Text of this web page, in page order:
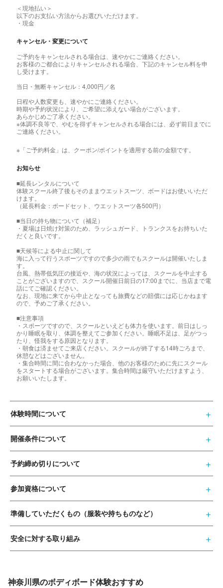
＜現地払い＞
以下のお支払い方法からお選びいただけます。
・現金
キャンセル・変更について
ご予約をキャンセルされる場合は、速やかにご連絡ください。
お客様のご都合によりキャンセルされる場合、下記のキャンセル料を申
し受けます。
当日・無断キャンセル：4,000円／名
日程や人数変更も、速やかにご連絡ください。
時期や予約状況により、ご希望に添えない場合がございます。
あらかじめご了承ください。
※体調不良等で、やむを得ずキャンセルされる場合には、必ず前日までに
ご連絡ください。
※「ご予約料金」は、クーポン/ポイントを適用する前の金額です。
お知らせ
■延長レンタルについて
体験スクール終了後もそのままウエットスーツ、ボードはお使いいただ
けます。
（延長料金：ボードセット、ウエットスーツ各500円）
■当日の持ち物について（補足）
・夏場は日焼け対策のため、ラッシュガード、トランクスをお持ちいた
だくと良いです。
■天候等による中止に関して
海に入って行うスポーツですので多少の雨でもスクールは開催いたしま
す。
台風、熱帯低気圧の接近や、海の状況によっては、スクールを中止する
ことがございますので、スクール開催日前日の17:00までに、当店まで電
話にてご確認ください。
なお、現地に来てから中止となっても旅費などの賠償には応じかねます
ので、予めご了承ください。
■注意事項
・スポーツですので、スクールといえども体力を使います。前日はしっ
かり睡眠を取り、体調を整えてご参加ください。睡眠不足は、足がつっ
たり、怪我をする原因となります。
・朝食は済ませてご来店ください。スクールが終了する14時ごろまで、
休憩などはございません。
・集合時間に間に合わなかった場合、他のお客様のために先にスクール
をスタートする場合がございます。集合時間は厳守いただけますよう、
お願いいたします。
体験時間について
開催条件について
予約締め切りについて
参加資格について
準備していただくもの（服装や持ちものなど）
安全に対する取り組み
神奈川県のボディボード体験おすすめ